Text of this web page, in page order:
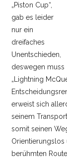
„Piston Cup“,
gab es leider
nur ein
dreifaches
Unentschieden,
deswegen muss
„Lightning
erweist sich
seinem
somit seinen
Orientierungslos
berühmten